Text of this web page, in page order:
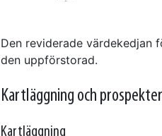
Den reviderade värdekedjan
den uppförstorad.
Kartläggning och
Kartläggning